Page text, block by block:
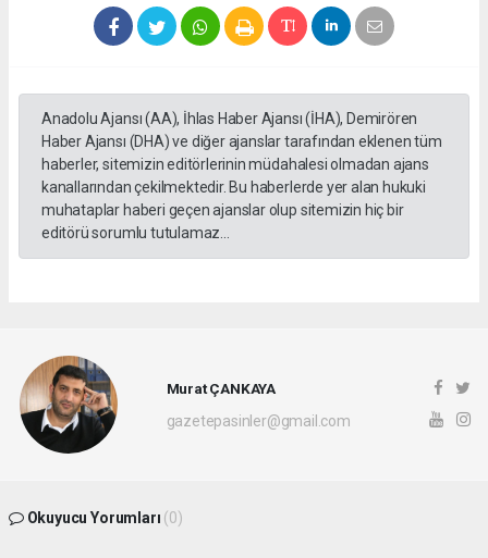
Anadolu Ajansı (AA), İhlas Haber Ajansı (İHA), Demirören
Haber Ajansı (DHA) ve diğer ajanslar tarafından eklenen tüm
haberler, sitemizin editörlerinin müdahalesi olmadan ajans
kanallarından çekilmektedir. Bu haberlerde yer alan hukuki
muhataplar haberi geçen ajanslar olup sitemizin hiç bir
editörü sorumlu tutulamaz...
Murat ÇANKAYA
gazetepasinler@gmail.com
Okuyucu Yorumları (0)